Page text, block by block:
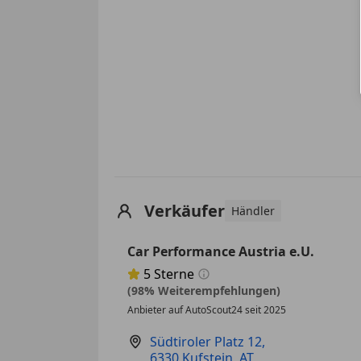
Verkäufer Händler
Car Performance Austria e.U.
Sternebewertung 5 von 5
5Sterne
(98% Weiterempfehlungen)
Anbieter auf AutoScout24 seit 2025
Südtiroler Platz 12,
6330 Kufstein, AT